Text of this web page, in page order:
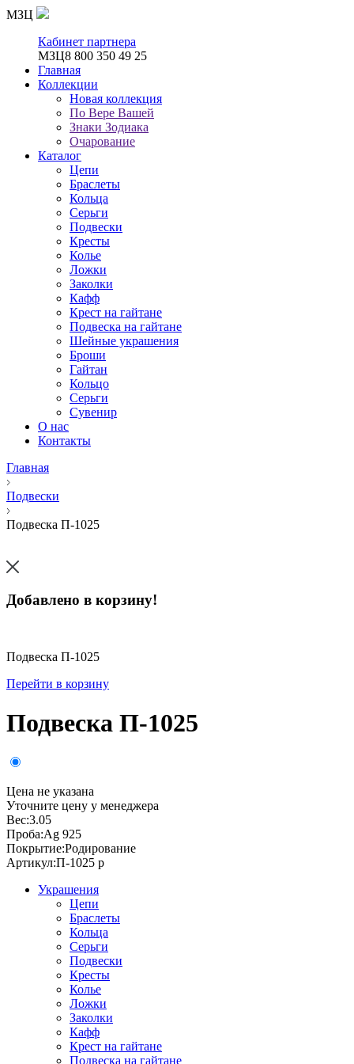
МЗЦ
Кабинет партнера
МЗЦ8 800 350 49 25
Главная
Коллекции
Новая коллекция
По Вере Вашей
Знаки Зодиака
Очарование
Каталог
Цепи
Браслеты
Кольца
Серьги
Подвески
Кресты
Колье
Ложки
Заколки
Кафф
Крест на гайтане
Подвеска на гайтане
Шейные украшения
Броши
Гайтан
Кольцо
Серьги
Сувенир
О нас
Контакты
Главная
Подвески
Подвеска П-1025
Добавлено в корзину!
Подвеска П-1025
Перейти в корзину
Подвеска П-1025
Цена не указана
Уточните цену у менеджера
Вес:3.05
Проба:Ag 925
Покрытие:Родирование
Артикул:П-1025 р
Украшения
Цепи
Браслеты
Кольца
Серьги
Подвески
Кресты
Колье
Ложки
Заколки
Кафф
Крест на гайтане
Подвеска на гайтане